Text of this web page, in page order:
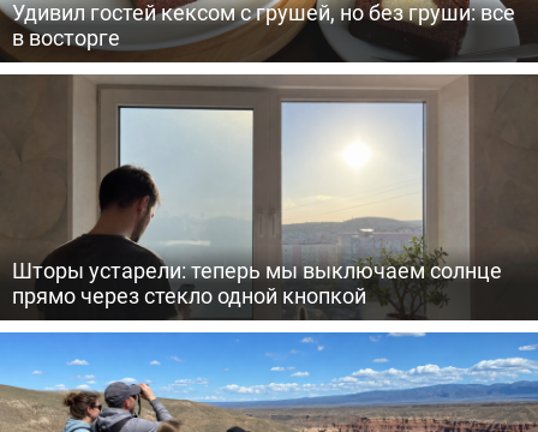
Удивил гостей кексом с грушей, но без груши: все
в восторге
Шторы устарели: теперь мы выключаем солнце
прямо через стекло одной кнопкой